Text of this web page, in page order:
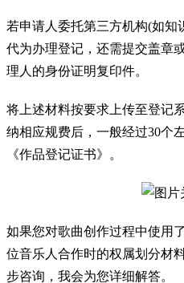
若申请人委托第三方机构(如
代为办理登记，还需提交盖章
理人的身份证明复印件。
将上述材料按要求上传至登记
纳相应规费后，一般经过30个
《作品登记证书》。
如果您对歌曲创作过程中使用
位音乐人合作时的权属划分材
步咨询，我会为您详细解答。